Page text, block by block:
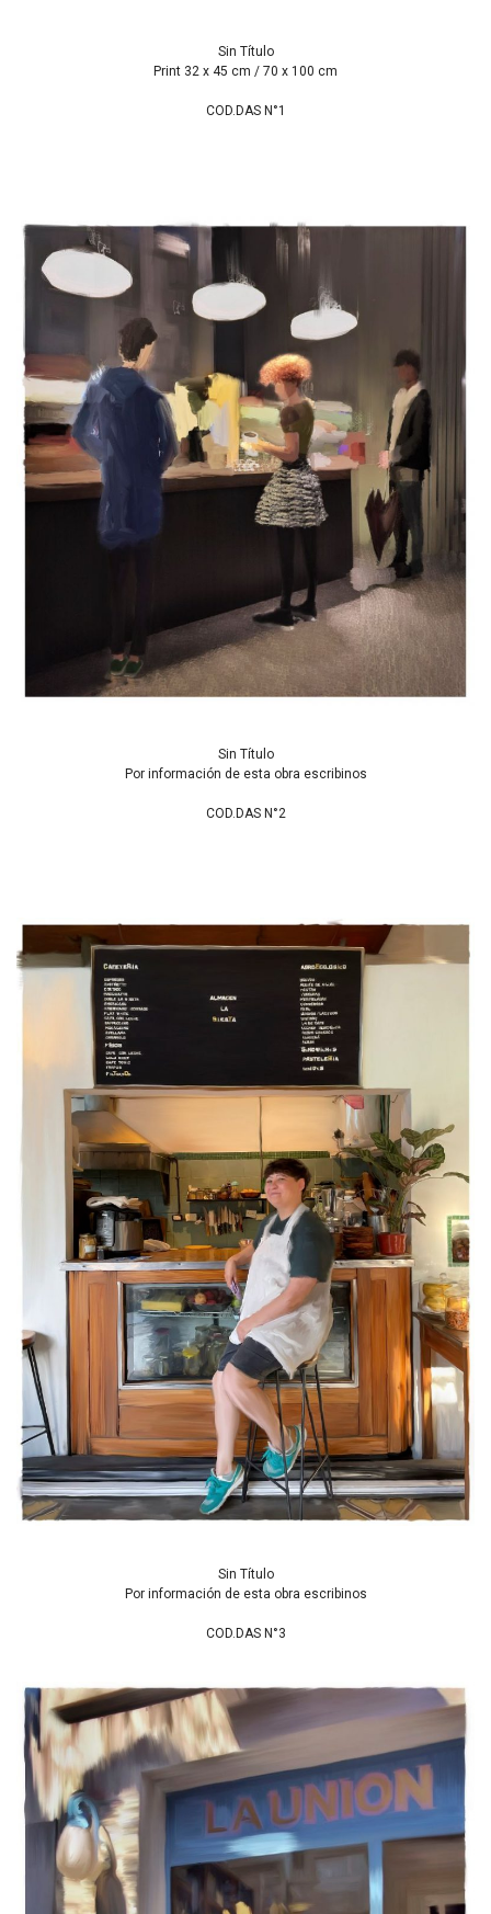
Sin Título
Print 32 x 45 cm / 70 x 100 cm
COD.DAS N°1
Sin Título
Por información de esta obra escribinos
COD.DAS N°2
Sin Título
Por información de esta obra escribinos
COD.DAS N°3